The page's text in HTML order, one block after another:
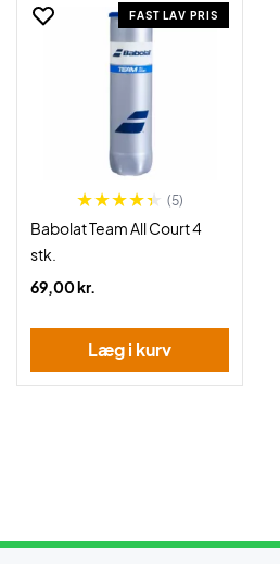
FAST LAV PRIS
(5)
Babolat Team All Court 4
stk.
69,00 kr.
Læg i kurv